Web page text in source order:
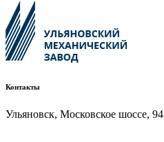
Контакты
Ульяновск, Московское шоссе, 94